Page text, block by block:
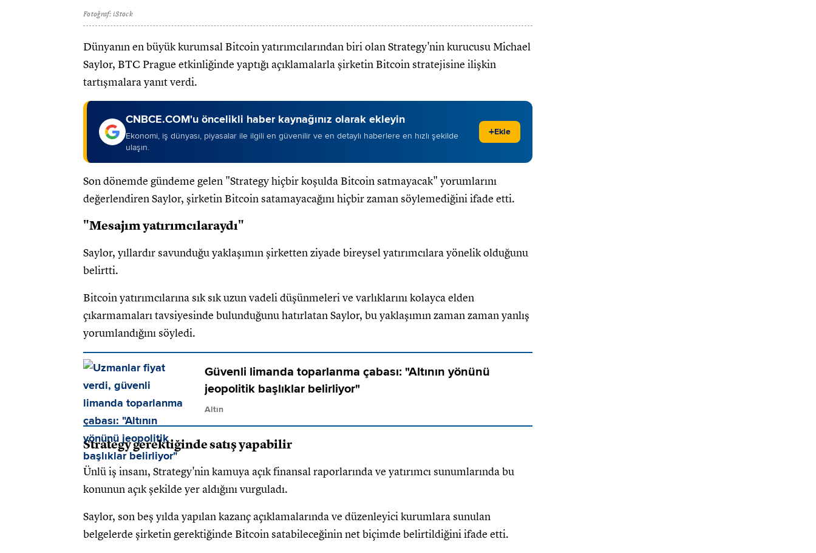
Fotoğraf: iStock
Dünyanın en büyük kurumsal Bitcoin yatırımcılarından biri olan Strategy'nin kurucusu Michael
Saylor, BTC Prague etkinliğinde yaptığı açıklamalarla şirketin Bitcoin stratejisine ilişkin
tartışmalara yanıt verdi.
CNBCE.COM'u öncelikli haber kaynağınız olarak ekleyin
Ekonomi, iş dünyası, piyasalar ile ilgili en güvenilir ve en detaylı haberlere en hızlı şekilde
ulaşın.
+Ekle
Son dönemde gündeme gelen "Strategy hiçbir koşulda Bitcoin satmayacak" yorumlarını
değerlendiren Saylor, şirketin Bitcoin satamayacağını hiçbir zaman söylemediğini ifade etti.
"Mesajım yatırımcılaraydı"
Saylor, yıllardır savunduğu yaklaşımın şirketten ziyade bireysel yatırımcılara yönelik olduğunu
belirtti.
Bitcoin yatırımcılarına sık sık uzun vadeli düşünmeleri ve varlıklarını kolayca elden
çıkarmamaları tavsiyesinde bulunduğunu hatırlatan Saylor, bu yaklaşımın zaman zaman yanlış
yorumlandığını söyledi.
Güvenli limanda toparlanma çabası: "Altının yönünü
jeopolitik başlıklar belirliyor"
Altın
Strategy gerektiğinde satış yapabilir
Ünlü iş insanı, Strategy'nin kamuya açık finansal raporlarında ve yatırımcı sunumlarında bu
konunun açık şekilde yer aldığını vurguladı.
Saylor, son beş yılda yapılan kazanç açıklamalarında ve düzenleyici kurumlara sunulan
belgelerde şirketin gerektiğinde Bitcoin satabileceğinin net biçimde belirtildiğini ifade etti.